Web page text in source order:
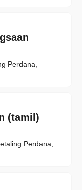
Perdana,
(tamil)
Perdana,